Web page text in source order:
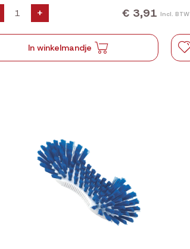
+ € 3,91 Incl. BTW
In winkelmandje